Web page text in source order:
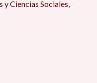
y Ciencias Sociales,